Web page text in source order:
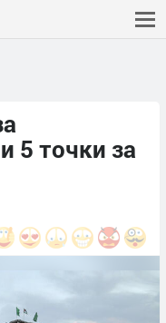
5 точки за